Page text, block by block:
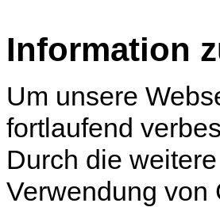
Information
Um unsere
fortlaufend
Durch die
Verwendung